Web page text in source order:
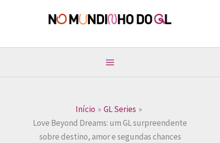
conteúdo
Início
GL Series
Love Beyond Dreams: um GL surpreendente
sobre destino, amor e segundas chances